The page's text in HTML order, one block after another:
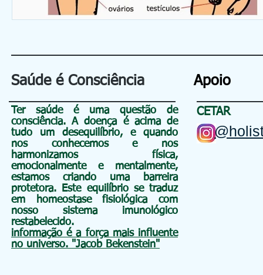
Saúde é Consciência Apoio
Ter saúde é uma questão de
consciência. A doença é acima de
tudo um desequilíbrio, e quando
nos conhecemos e nos
harmonizamos física,
emocionalmente e mentalmente,
estamos criando uma barreira
protetora. Este equilíbrio se traduz
em homeostase fisiológica com
nosso sistema imunológico
restabelecido.
informação é a força mais influente
no universo. "Jacob Bekenstein"
CETAR